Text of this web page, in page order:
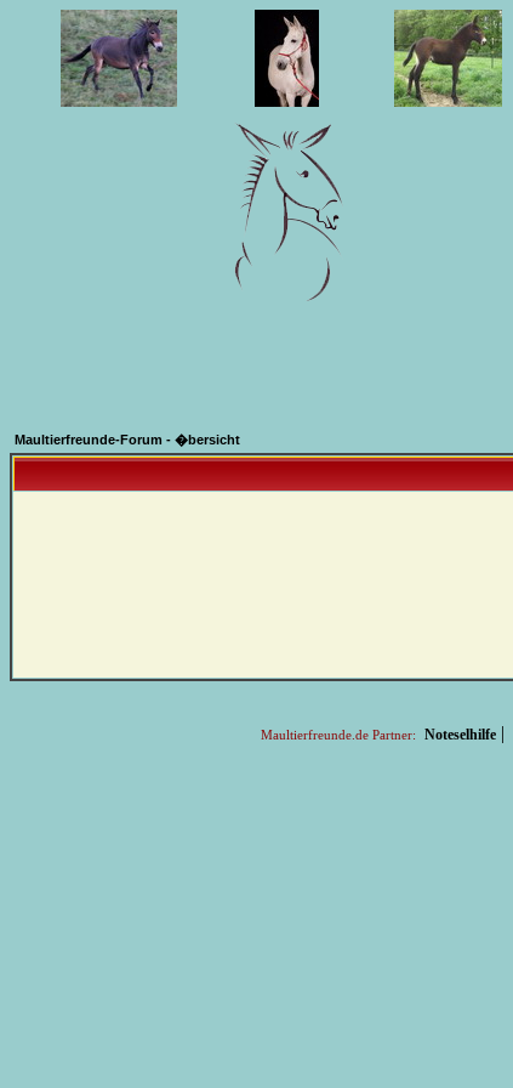
Maultierfreunde-Forum - �bersicht
Maultierfreunde.de Partner: Noteselhilfe |